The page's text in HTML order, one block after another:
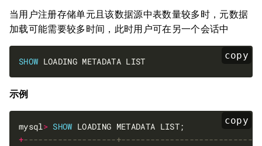
当用户注册存储单元且该数据源中表数量较多时，元数据
加载可能需要较多时间，此时用户可在另一个会话中
copy
SHOW
示例
copy
mysql> SHOW
+